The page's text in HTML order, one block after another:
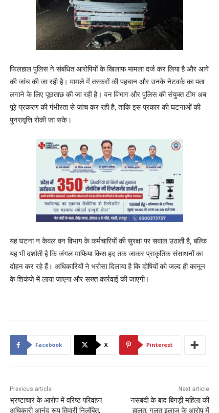
फिलहाल पुलिस ने संबंधित आरोपियों के खिलाफ मामला दर्ज कर लिया है और आगे
की जांच की जा रही है। मामले में तस्करों की पहचान और उनके नेटवर्क का पता
लगाने के लिए पूछताछ की जा रही है। वन विभाग और पुलिस की संयुक्त टीम अब
पूरे प्रकरण की गंभीरता से जांच कर रही है, ताकि इस प्रकार की घटनाओं की
पुनरावृत्ति रोकी जा सके।
यह घटना न केवल वन विभाग के कर्मचारियों की सुरक्षा पर सवाल उठाती है, बल्कि
यह भी दर्शाती है कि जंगल माफिया किस हद तक जाकर प्राकृतिक संसाधनों का
दोहन कर रहे हैं। अधिकारियों ने भरोसा दिलाया है कि दोषियों को जल्द ही कानून
के शिकंजे में लाया जाएगा और सख्त कार्रवाई की जाएगी।
Facebook X Pinterest
Previous article
भ्रष्टाचार के आरोप में वरिष्ठ परिवहन
अधिकारी आनंद रूप तिवारी निलंबित,
Next article
नसबंदी के बाद बिगड़ी महिला की
हालत, गलत इलाज के आरोप में